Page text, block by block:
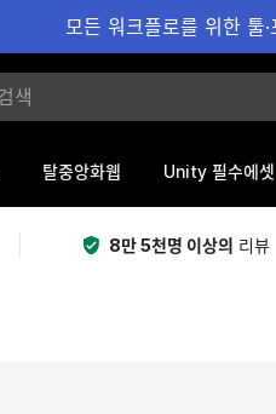
모든 워크플로를 위한 툴
탈중앙화웹 Unity 필수에셋
8만 5천명 이상의 리뷰